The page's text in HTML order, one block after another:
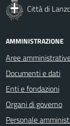
Città di
AMMINISTRAZIONE
Aree
Documenti e dati
Enti e fondazioni
Organi di governo
Personale